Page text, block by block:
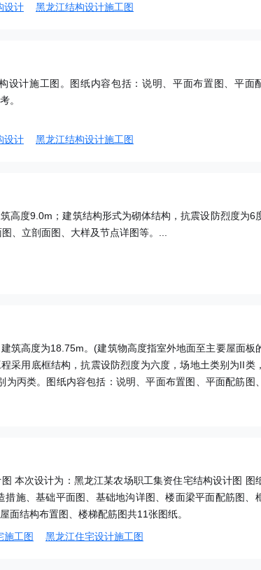
设计 黑龙江结构设计施工图
设计施工图。图纸内容包括：说明、平面布置图、平面
。
设计 黑龙江结构设计施工图
度9.0m；建筑结构形式为砌体结构，抗震设防烈度为6
、立剖面图、大样及节点详图等。...
筑高度为18.75m。(建筑物高度指室外地面至主要屋面板
采用底框结构，抗震设防烈度为六度，场地土类别为II类
丙类。图纸内容包括：说明、平面布置图、平面配筋图
本次设计为：黑龙江某农场职工集资住宅结构设计图 图
施、基础平面图、基础地沟详图、楼面梁平面配筋图、
面结构布置图、楼梯配筋图共11张图纸。
施工图 黑龙江住宅设计施工图